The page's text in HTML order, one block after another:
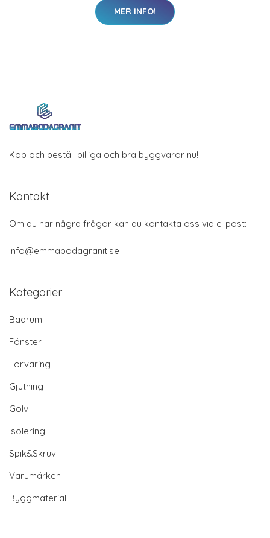
MER INFO!
Köp och beställ billiga och bra byggvaror nu!
Kontakt
Om du har några frågor kan du kontakta oss via e-post:
info@emmabodagranit.se
Kategorier
Badrum
Fönster
Förvaring
Gjutning
Golv
Isolering
Spik&Skruv
Varumärken
Byggmaterial